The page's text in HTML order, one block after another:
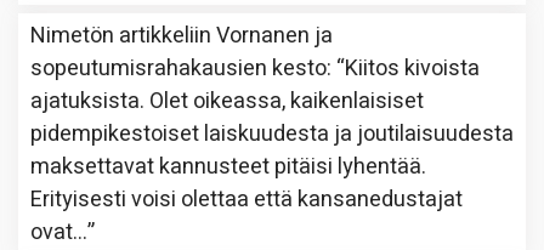
Nimetön artikkeliinVornanen ja
sopeutumisrahakausien kesto: “Kiitos kivoista
ajatuksista. Olet oikeassa, kaikenlaisiset
pidempikestoiset laiskuudesta ja joutilaisuudesta
maksettavat kannusteet pitäisi lyhentää.
Erityisesti voisi olettaa että kansanedustajat
ovat…”